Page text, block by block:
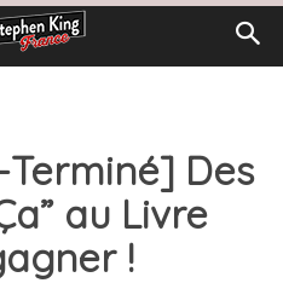
Terminé] Des
au Livre
!